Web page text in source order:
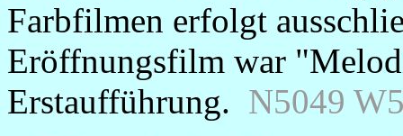
Farbfilmen erfolgt
Eröffnungsfilm war
Erstaufführung. N5049